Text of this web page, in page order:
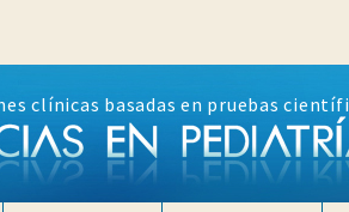
clínicas basadas en pruebas